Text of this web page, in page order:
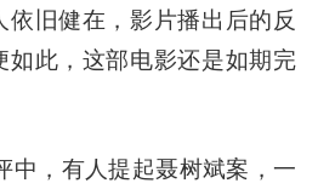
旧健在，影片播出后的反
此，这部电影还是如期完
中，有人提起聂树斌案，一